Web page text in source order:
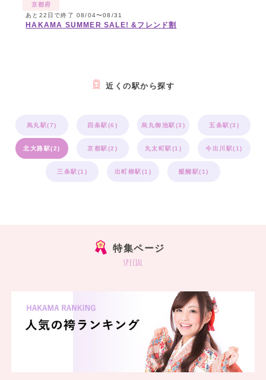
京都府
あと22日で終了 08/04〜08/31
HAKAMA SUMMER SALE! &フレンド割
近くの駅から探す
烏丸駅(7) 四条駅(6) 烏丸御池駅(3) 五条駅(3)
北大路駅(2) 京都駅(2) 丸太町駅(1) 今出川駅(1)
三条駅(1) 出町柳駅(1) 醍醐駅(1)
特集ページ
special